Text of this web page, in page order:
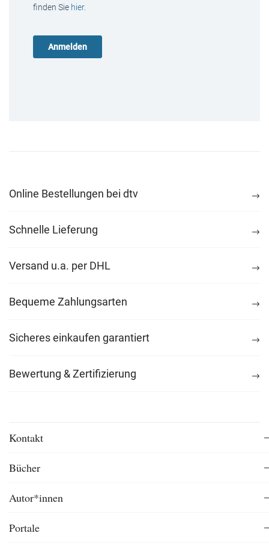
finden Sie hier.
Online Bestellungen bei dtv
Schnelle Lieferung
Versand u.a. per DHL
Bequeme Zahlungsarten
Sicheres einkaufen garantiert
Bewertung & Zertifizierung
Kontakt
Bücher
Autor*innen
Portale